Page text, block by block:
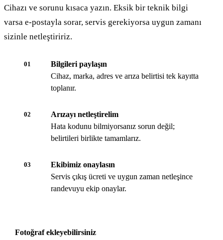
Cihazı ve sorunu kısaca yazın. Eksik bir teknik bilgi
varsa e-postayla sorar, servis gerekiyorsa uygun zamanı
sizinle netleştiririz.
01
Bilgileri paylaşın
Cihaz, marka, adres ve arıza belirtisi tek kayıtta
toplanır.
02
Arızayı netleştirelim
Hata kodunu bilmiyorsanız sorun değil;
belirtileri birlikte tamamlarız.
03
Ekibimiz onaylasın
Servis çıkış ücreti ve uygun zaman netleşince
randevuyu ekip onaylar.
Fotoğraf ekleyebilirsiniz